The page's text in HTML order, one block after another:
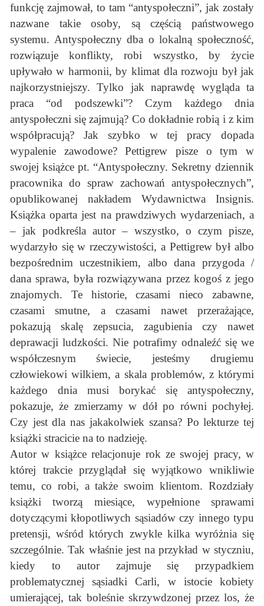
funkcję zajmował, to tam “antyspołeczni”, jak zostały
nazwane takie osoby, są częścią państwowego
systemu. Antyspołeczny dba o lokalną społeczność,
rozwiązuje konflikty, robi wszystko, by życie
upływało w harmonii, by klimat dla rozwoju był jak
najkorzystniejszy. Tylko jak naprawdę wygląda ta
praca “od podszewki”? Czym każdego dnia
antyspołeczni się zajmują? Co dokładnie robią i z kim
współpracują? Jak szybko w tej pracy dopada
wypalenie zawodowe? Pettigrew pisze o tym w
swojej książce pt. “Antyspołeczny. Sekretny dziennik
pracownika do spraw zachowań antyspołecznych”,
opublikowanej nakładem Wydawnictwa Insignis.
Książka oparta jest na prawdziwych wydarzeniach, a
– jak podkreśla autor – wszystko, o czym pisze,
wydarzyło się w rzeczywistości, a Pettigrew był albo
bezpośrednim uczestnikiem, albo dana przygoda /
dana sprawa, była rozwiązywana przez kogoś z jego
znajomych. Te historie, czasami nieco zabawne,
czasami smutne, a czasami nawet przerażające,
pokazują skalę zepsucia, zagubienia czy nawet
deprawacji ludzkości. Nie potrafimy odnaleźć się we
współczesnym świecie, jesteśmy drugiemu
człowiekowi wilkiem, a skala problemów, z którymi
każdego dnia musi borykać się antyspołeczny,
pokazuje, że zmierzamy w dół po równi pochyłej.
Czy jest dla nas jakakolwiek szansa? Po lekturze tej
książki stracicie na to nadzieję.
Autor w książce relacjonuje rok ze swojej pracy, w
której trakcie przyglądał się wyjątkowo wnikliwie
temu, co robi, a także swoim klientom. Rozdziały
książki tworzą miesiące, wypełnione sprawami
dotyczącymi kłopotliwych sąsiadów czy innego typu
pretensji, wśród których zwykle kilka wyróżnia się
szczególnie. Tak właśnie jest na przykład w styczniu,
kiedy to autor zajmuje się przypadkiem
problematycznej sąsiadki Carli, w istocie kobiety
umierającej, tak boleśnie skrzywdzonej przez los, że